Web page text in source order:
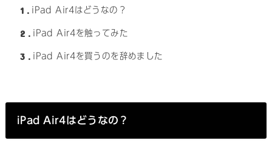
1 iPad Air4はどうなの？
2 iPad Air4を触ってみた
3 iPad Air4を買うのを辞めました
iPad Air4はどうなの？